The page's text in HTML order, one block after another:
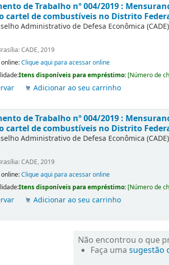
de Trabalho nº 004/2019 :
cartel de combustíveis no Distrito
Administrativo de Defesa Econômica (CADE)
CADE, 2019
online:Clique aqui para acessar online
Itens disponíveis para empréstimo: [Número de
Adicionar ao seu carrinho
de Trabalho nº 004/2019 :
cartel de combustíveis no Distrito
Administrativo de Defesa Econômica (CADE)
CADE, 2019
online:Clique aqui para acessar online
Itens disponíveis para empréstimo: [Número de
Adicionar ao seu carrinho
Não encontrou o que
Faça uma sugestão